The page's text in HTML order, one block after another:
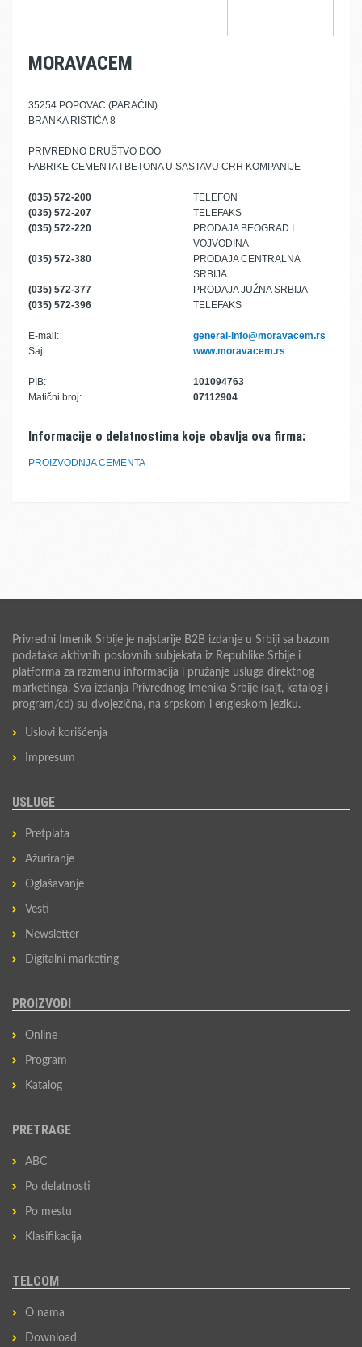
MORAVACEM
35254 POPOVAC (PARAĆIN)
BRANKA RISTIĆA 8
PRIVREDNO DRUŠTVO DOO
FABRIKE CEMENTA I BETONA U SASTAVU CRH KOMPANIJE
(035) 572-200
TELEFON
(035) 572-207
TELEFAKS
(035) 572-220
PRODAJA BEOGRAD I
VOJVODINA
(035) 572-380
PRODAJA CENTRALNA
SRBIJA
(035) 572-377
PRODAJA JUŽNA SRBIJA
(035) 572-396
TELEFAKS
E-mail:
general-info@moravacem.rs
Sajt:
www.moravacem.rs
PIB:
101094763
Matični broj:
07112904
Informacije o delatnostima koje obavlja ova firma:
PROIZVODNJA CEMENTA
Privredni Imenik Srbije je najstarije B2B izdanje u Srbiji sa bazom
podataka aktivnih poslovnih subjekata iz Republike Srbije i
platforma za razmenu informacija i pružanje usluga direktnog
marketinga. Sva izdanja Privrednog Imenika Srbije (sajt, katalog i
program/cd) su dvojezična, na srpskom i engleskom jeziku.
Uslovi korišćenja
Impresum
USLUGE
Pretplata
Ažuriranje
Oglašavanje
Vesti
Newsletter
Digitalni marketing
PROIZVODI
Online
Program
Katalog
PRETRAGE
ABC
Po delatnosti
Po mestu
Klasifikacija
TELCOM
O nama
Download